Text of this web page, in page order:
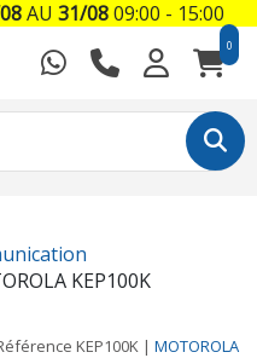
0
KEP100K
KEP100K | MOTOROLA
AU 31/0809:00 - 15:00